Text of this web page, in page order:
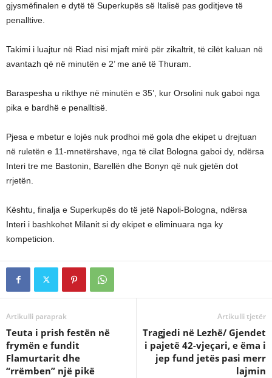
gjysmëfinalen e dytë të Superkupës së Italisë pas goditjeve të
penalltive.
Takimi i luajtur në Riad nisi mjaft mirë për zikaltrit, të cilët kaluan në
avantazh që në minutën e 2’ me anë të Thuram.
Baraspesha u rikthye në minutën e 35’, kur Orsolini nuk gaboi nga
pika e bardhë e penalltisë.
Pjesa e mbetur e lojës nuk prodhoi më gola dhe ekipet u drejtuan
në ruletën e 11-mnetërshave, nga të cilat Bologna gaboi dy, ndërsa
Interi tre me Bastonin, Barellën dhe Bonyn që nuk gjetën dot
rrjetën.
Kështu, finalja e Superkupës do të jetë Napoli-Bologna, ndërsa
Interi i bashkohet Milanit si dy ekipet e eliminuara nga ky
kompeticion.
Artikulli paraprak
Teuta i prish festën në
frymën e fundit
Flamurtarit dhe
“rrëmben” një pikë
Artikulli tjetër
Tragjedi në Lezhë/ Gjendet
i pajetë 42-vjeçari, e ëma i
jep fund jetës pasi merr
lajmin